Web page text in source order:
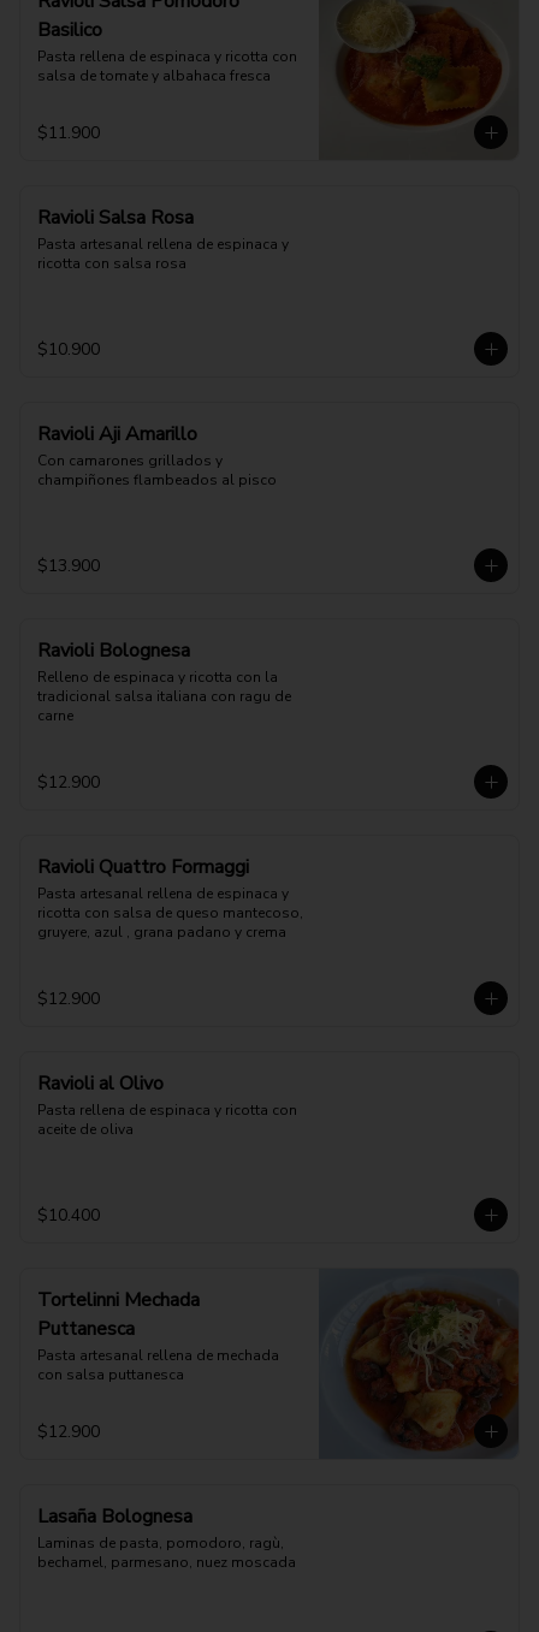
Basilico
Pasta rellena de espinaca y ricotta con
salsa de tomate y albahaca fresca
$11.900
Ravioli Salsa Rosa
Pasta artesanal rellena de espinaca y
ricotta con salsa rosa
$10.900
Ravioli Aji Amarillo
Con camarones grillados y
champiñones flambeados al pisco
$13.900
Ravioli Bolognesa
Relleno de espinaca y ricotta con la
tradicional salsa italiana con ragu de
carne
$12.900
Ravioli Quattro Formaggi
Pasta artesanal rellena de espinaca y
ricotta con salsa de queso mantecoso,
gruyere, azul , grana padano y crema
$12.900
Ravioli al Olivo
Pasta rellena de espinaca y ricotta con
aceite de oliva
$10.400
Tortelinni Mechada
Puttanesca
Pasta artesanal rellena de mechada
con salsa puttanesca
$12.900
Lasaña Bolognesa
Laminas de pasta, pomodoro, ragù,
bechamel, parmesano, nuez moscada